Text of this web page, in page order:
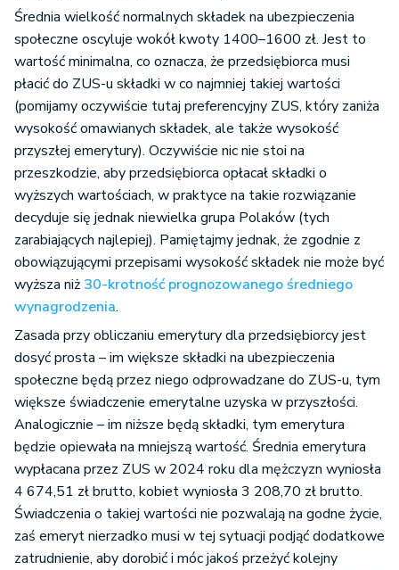
Średnia wielkość normalnych składek na ubezpieczenia
społeczne oscyluje wokół kwoty 1400–1600 zł. Jest to
wartość minimalna, co oznacza, że przedsiębiorca musi
płacić do ZUS-u składki w co najmniej takiej wartości
(pomijamy oczywiście tutaj preferencyjny ZUS, który zaniża
wysokość omawianych składek, ale także wysokość
przyszłej emerytury). Oczywiście nic nie stoi na
przeszkodzie, aby przedsiębiorca opłacał składki o
wyższych wartościach, w praktyce na takie rozwiązanie
decyduje się jednak niewielka grupa Polaków (tych
zarabiających najlepiej). Pamiętajmy jednak, że zgodnie z
obowiązującymi przepisami wysokość składek nie może być
wyższa niż 30-krotność prognozowanego średniego
wynagrodzenia.
Zasada przy obliczaniu emerytury dla przedsiębiorcy jest
dosyć prosta – im większe składki na ubezpieczenia
społeczne będą przez niego odprowadzane do ZUS-u, tym
większe świadczenie emerytalne uzyska w przyszłości.
Analogicznie – im niższe będą składki, tym emerytura
będzie opiewała na mniejszą wartość. Średnia emerytura
wypłacana przez ZUS w 2024 roku dla mężczyzn wyniosła
4 674,51 zł brutto, kobiet wyniosła 3 208,70 zł brutto.
Świadczenia o takiej wartości nie pozwalają na godne życie,
zaś emeryt nierzadko musi w tej sytuacji podjąć dodatkowe
zatrudnienie, aby dorobić i móc jakoś przeżyć kolejny